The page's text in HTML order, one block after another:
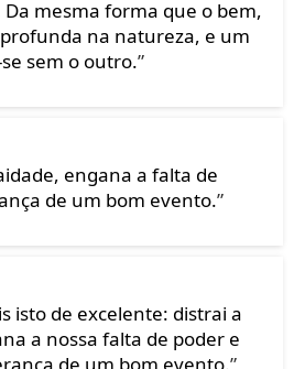
Da mesma forma que o bem,
na natureza, e um
sem o outro.”
engana a falta de
de um bom evento.”
isto de excelente: distrai a
a nossa falta de poder e